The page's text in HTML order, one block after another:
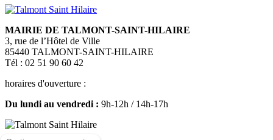
MAIRIE DE TALMONT-SAINT-HILAIRE
3, rue de l’Hôtel de Ville
85440 TALMONT-SAINT-HILAIRE
Tél : 02 51 90 60 42
horaires d'ouverture :
Du lundi au vendredi : 9h-12h / 14h-17h